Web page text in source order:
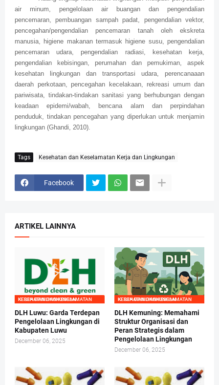
air minum, pengelolaan air buangan dan pengendalian
pencemaran, pembuangan sampah padat, pengendalian vektor,
pencegahan/pengendalian pencemaran tanah oleh ekskreta
manusia, higiene makanan termasuk higiene susu, pengendalian
pencemaran udara, pengendalian radiasi, kesehatan kerja,
pengendalian kebisingan, perumahan dan pemukiman, aspek
kesehatan lingkungan dan transportasi udara, perencanaaan
daerah perkotaan, pencegahan kecelakaan, rekreasi umum dan
pariwisata, tindakan-tindakan sanitasi yang berhubungan dengan
keadaan epidemi/wabah, bencana alam dan perpindahan
penduduk, tindakan pencegahan yang diperlukan untuk menjamin
lingkungan (Ghandi, 2010).
Tags Kesehatan dan Keselamatan Kerja dan Lingkungan
Facebook
ARTIKEL LAINNYA
KESEHATAN DAN KESELAMATAN KERJA DAN LINGKUNGAN
DLH Luwu: Garda Terdepan
Pengelolaan Lingkungan di
Kabupaten Luwu
December 06, 2025
KESEHATAN DAN KESELAMATAN KERJA DAN LINGKUNGAN
DLH Kemuning: Memahami
Struktur Organisasi dan
Peran Strategis dalam
Pengelolaan Lingkungan
December 06, 2025